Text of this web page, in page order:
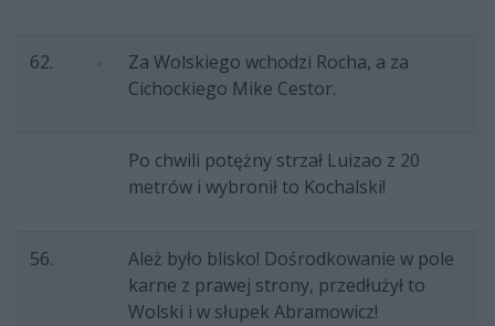
62.
Za Wolskiego wchodzi Rocha, a za
Cichockiego Mike Cestor.
Po chwili potężny strzał Luizao z 20
metrów i wybronił to Kochalski!
56.
Ależ było blisko! Dośrodkowanie w pole
karne z prawej strony, przedłużył to
Wolski i w słupek Abramowicz!